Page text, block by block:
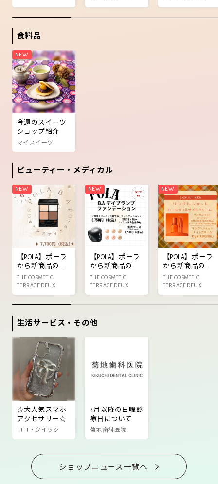
食料品
今週のスイーツ
ショップ紹介
マイスイーツ
ビューティー・メディカル
【POLA】ポーラ
から新商品のお
知らせ‼️
THE COSMETIC
TERRACE DEUX
【POLA】ポーラ
から新商品のお
知らせ‼️
THE COSMETIC
TERRACE DEUX
【POLA】ポーラ
から新商品のお
知らせ‼️
THE COSMETIC
TERRACE DEUX
生活サービス・その他
☆大人気スマホ
アクセサリー☆
ココ・クイック
4月以降の日曜診
療日について
菊地歯科医院
ショップニュース一覧へ